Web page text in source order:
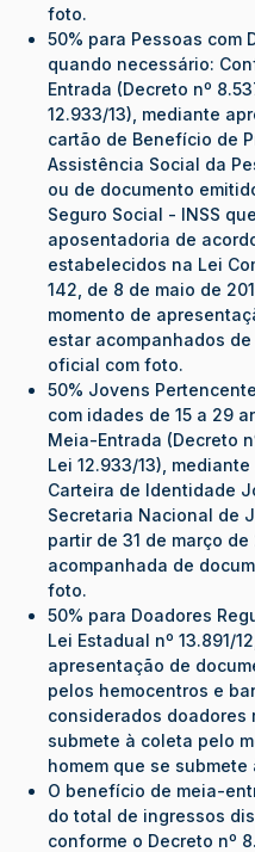
foto.
50% para Pessoas com
quando necessário:
Entrada (Decreto nº
12.933/13), mediante
cartão de Benefício de
Assistência Social da
ou de documento
Seguro Social - INSS
aposentadoria de
estabelecidos na Lei
142, de 8 de maio de
momento de
estar acompanhados
oficial com foto.
50% Jovens
com idades de 15 a 29
Meia-Entrada (Decreto
Lei 12.933/13),
Carteira de Identidade
Secretaria Nacional de
partir de 31 de março de
acompanhada de
foto.
50% para Doadores
Lei Estadual nº 13.891/
apresentação de
pelos hemocentros e
considerados doadores
submete à coleta pelo
homem que se
O benefício de meia-
do total de ingressos
conforme o Decreto nº